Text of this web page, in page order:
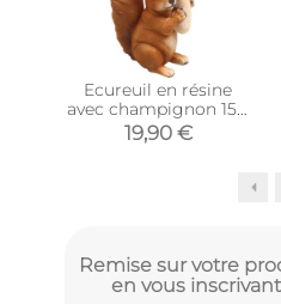
Ecureuil en résine
avec champignon 15 x
11 x 21 cm
19,90 €
Remise sur votre
en vous